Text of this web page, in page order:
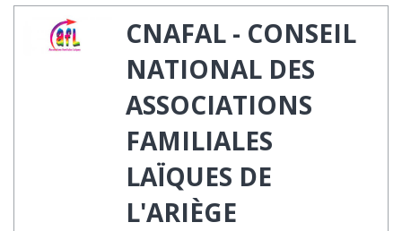
CNAFAL - CONSEIL
NATIONAL DES
ASSOCIATIONS
FAMILIALES
LAÏQUES DE
L'ARIÈGE